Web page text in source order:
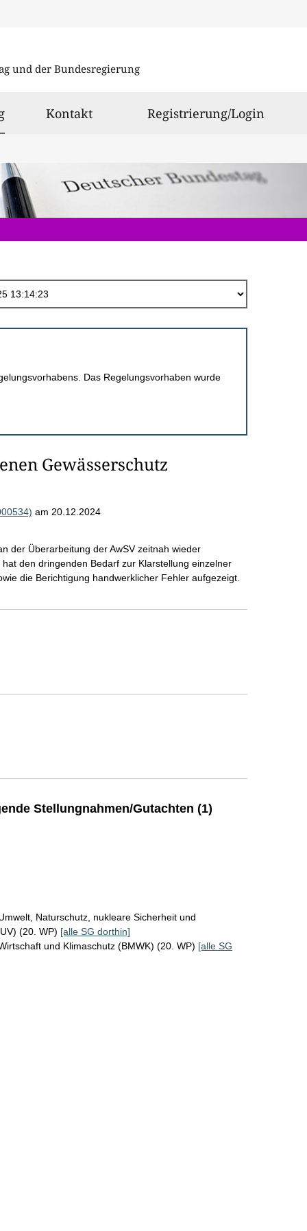
und der Bundesregierung
ausgewählt
Kontakt Registrierung/Login
Das Regelungsvorhaben wurde
Gewässerschutz
am 20.12.2024
der Überarbeitung der AwSV zeitnah wieder
den dringenden Bedarf zur Klarstellung einzelner
die Berichtigung handwerklicher Fehler aufgezeigt.
Stellungnahmen/Gutachten (1)
Naturschutz, nukleare Sicherheit und
(20. WP) [alle SG dorthin]
und Klimaschutz (BMWK) (20. WP) [alle SG